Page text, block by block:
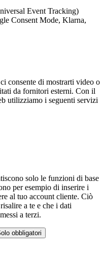
Event Tracking)
Consent Mode, Klarna,
consente di mostrarti video o
da fornitori esterni. Con il
utilizziamo i seguenti servizi
solo le funzioni di base
per esempio di inserire i
al tuo account cliente. Ciò
a te e che i dati
a terzi.
obbligatori